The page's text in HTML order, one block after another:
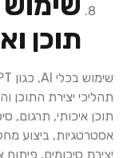
תוכן
תהליכי יצירת התוכן
תוכן איכותי, תרגום,
אסטרטגיות, ביצוע
יצירת סיכומים, פיתוח